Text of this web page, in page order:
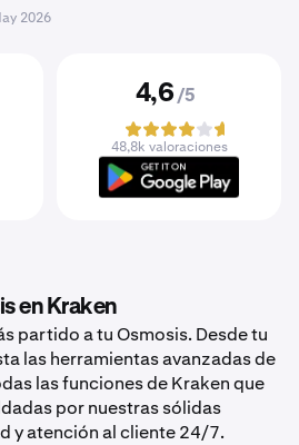
2026
4,6 /5
48,8k valoraciones
en Kraken
partido a tu Osmosis. Desde tu
las herramientas avanzadas de
las funciones de Kraken que
por nuestras sólidas
y atención al cliente 24/7.